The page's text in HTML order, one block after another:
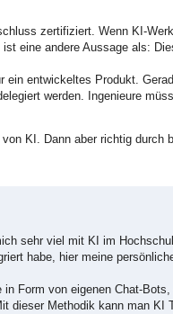
zertifiziert. Wenn KI-
eine andere Aussage als:
entwickeltes Produkt.
werden. Ingenieure
KI. Dann aber richtig durch
sehr viel mit KI im
habe, hier meine
Form von eigenen Chat-
dieser Methodik kann man KI